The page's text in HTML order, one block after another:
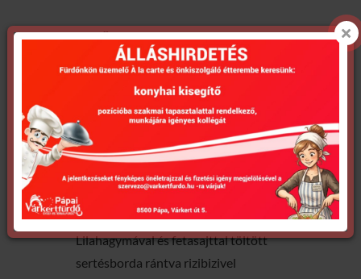
Hétfő
Tárkonyos csirkeraguleves
Rántott hal rizzsel és tartárral
Erőleves cérnametélttel
Csirke gyros friss salátával és
hasábburgonyával
Szerda
Legényfogóleves
Lilahagymával és fetasajttal töltött
sertésborda rántva rizibizivel